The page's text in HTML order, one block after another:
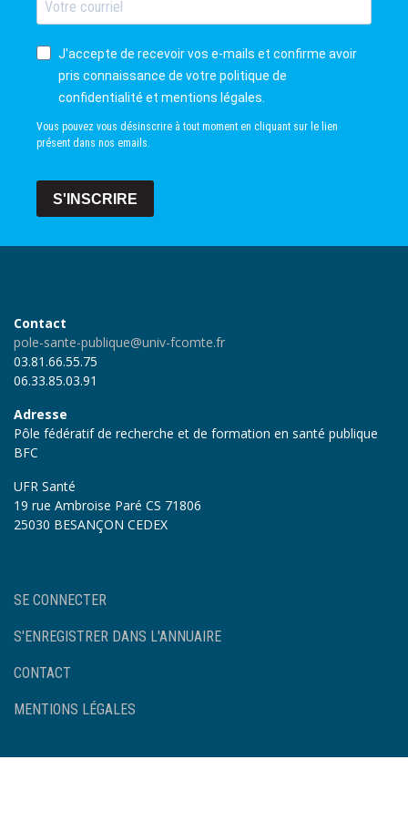
J'accepte de recevoir vos e-mails et confirme avoir
pris connaissance de votre politique de
confidentialité et mentions légales.
Vous pouvez vous désinscrire à tout moment en cliquant sur le lien
présent dans nos emails.
S'INSCRIRE
Contact
pole-sante-publique@univ-fcomte.fr
03.81.66.55.75
06.33.85.03.91
Adresse
Pôle fédératif de recherche et de formation en santé publique
BFC
UFR Santé
19 rue Ambroise Paré CS 71806
25030 BESANÇON CEDEX
User
account
menu
SE CONNECTER
S'ENREGISTRER DANS L'ANNUAIRE
Footer
CONTACT
MENTIONS LÉGALES